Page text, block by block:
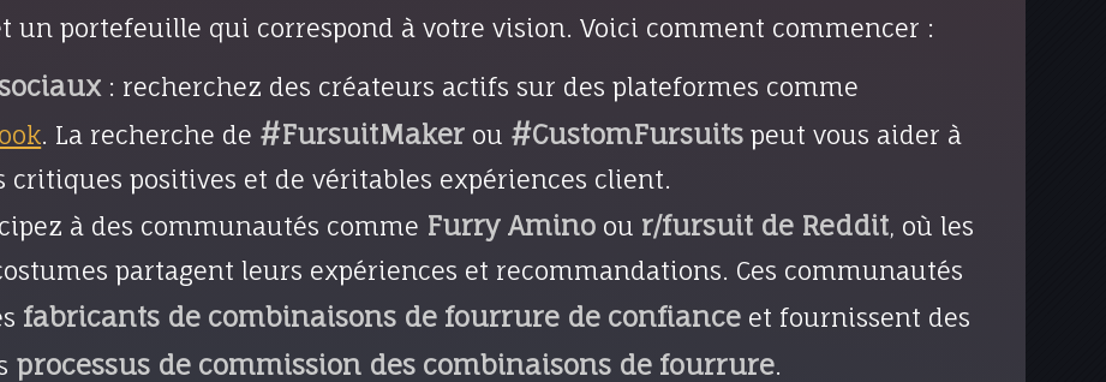
un portefeuille qui correspond à votre vision. Voici comment commencer :
: recherchez des créateurs actifs sur des plateformes comme
. La recherche de #FursuitMaker ou #CustomFursuits peut vous aider à
critiques positives et de véritables expériences client.
à des communautés comme Furry Amino ou r/fursuit de Reddit, où les
partagent leurs expériences et recommandations. Ces communautés
fabricants de combinaisons de fourrure de confiance et fournissent des
processus de commission des combinaisons de fourrure.